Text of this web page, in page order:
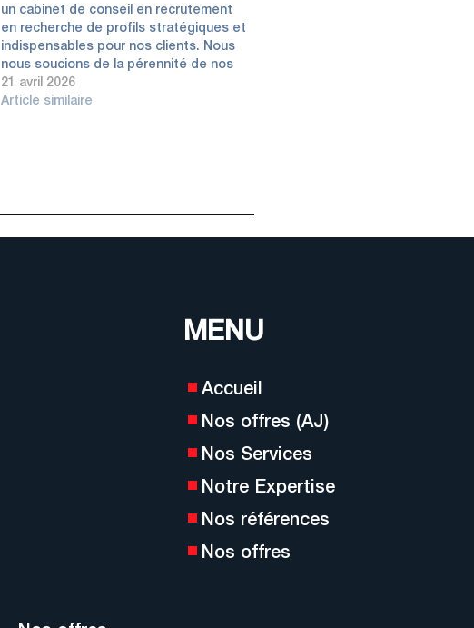
un cabinet de conseil en recrutement
en recherche de profils stratégiques et
indispensables pour nos clients. Nous
nous soucions de la pérennité de nos
recrutements. Nous nous engageons
vis-a-̀ vis de nos candidats à proposer
21 avril 2026
Article similaire
MENU
Accueil
Nos offres (AJ)
Nos Services
Notre Expertise
Nos références
Nos offres